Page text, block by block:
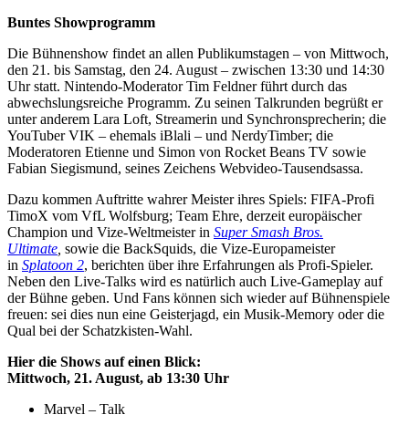
Buntes Showprogramm
Die Bühnenshow findet an allen Publikumstagen – von Mittwoch,
den 21. bis Samstag, den 24. August – zwischen 13:30 und 14:30
Uhr statt. Nintendo-Moderator Tim Feldner führt durch das
abwechslungsreiche Programm. Zu seinen Talkrunden begrüßt er
unter anderem Lara Loft, Streamerin und Synchronsprecherin; die
YouTuber VIK – ehemals iBlali – und NerdyTimber; die
Moderatoren Etienne und Simon von Rocket Beans TV sowie
Fabian Siegismund, seines Zeichens Webvideo-Tausendsassa.
Dazu kommen Auftritte wahrer Meister ihres Spiels: FIFA-Profi
TimoX vom VfL Wolfsburg; Team Ehre, derzeit europäischer
Champion und Vize-Weltmeister in Super Smash Bros.
Ultimate sowie die BackSquids, die Vize-Europameister
in Splatoon 2, berichten über ihre Erfahrungen als Profi-Spieler.
Neben den Live-Talks wird es natürlich auch Live-Gameplay auf
der Bühne geben. Und Fans können sich wieder auf Bühnenspiele
freuen: sei dies nun eine Geisterjagd, ein Musik-Memory oder die
Qual bei der Schatzkisten-Wahl.
Hier die Shows auf einen Blick:
Mittwoch, 21. August, ab 13:30 Uhr
Marvel – Talk